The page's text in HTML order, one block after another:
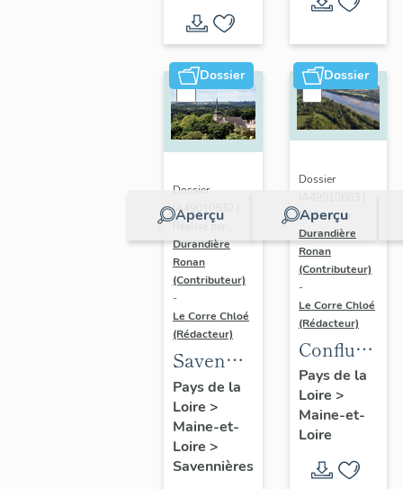
Dossier
Aperçu
Dossier
IA49010832 |
Réalisé par
Durandière
Ronan
(Contributeur)
-
Le Corre Chloé
(Rédacteur)
Savennières
:
présentation
de la
commune
Pays de la
Loire >
Maine-et-
Loire >
Savennières
Dossier
Aperçu
Dossier
Réalisé par
Durandière
Ronan
(Contributeur)
-
Le Corre Chloé
(Rédacteur)
Confluence
Maine-
Loire :
d'étude
Pays de la
Loire >
Maine-et-
Loire